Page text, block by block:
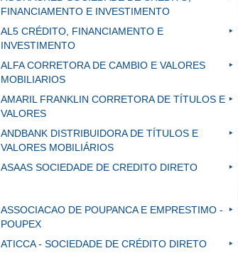
FINANCIAMENTO E INVESTIMENTO
AL5 CRÉDITO, FINANCIAMENTO E
INVESTIMENTO
ALFA CORRETORA DE CAMBIO E VALORES
MOBILIARIOS
AMARIL FRANKLIN CORRETORA DE TÍTULOS E
VALORES
ANDBANK DISTRIBUIDORA DE TÍTULOS E
VALORES MOBILIÁRIOS
ASAAS SOCIEDADE DE CREDITO DIRETO
ASSOCIACAO DE POUPANCA E EMPRESTIMO -
POUPEX
ATICCA - SOCIEDADE DE CRÉDITO DIRETO